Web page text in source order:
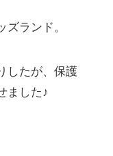
ランド。
したが、保護
ました♪